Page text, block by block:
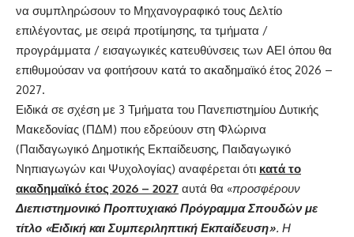
να συμπληρώσουν το Μηχανογραφικό τους Δελτίο
επιλέγοντας, με σειρά προτίμησης, τα τμήματα /
προγράμματα / εισαγωγικές κατευθύνσεις των ΑΕΙ όπου θα
επιθυμούσαν να φοιτήσουν κατά το ακαδημαϊκό έτος 2026 –
2027.
Ειδικά σε σχέση με 3 Τμήματα του Πανεπιστημίου Δυτικής
Μακεδονίας (ΠΔΜ) που εδρεύουν στη Φλώρινα
(Παιδαγωγικό Δημοτικής Εκπαίδευσης, Παιδαγωγικό
Νηπιαγωγών και Ψυχολογίας) αναφέρεται ότι κατά το
ακαδημαϊκό έτος 2026 – 2027 αυτά θα «προσφέρουν
Διεπιστημονικό Προπτυχιακό Πρόγραμμα Σπουδών με
τίτλο «Ειδική και Συμπεριληπτική Εκπαίδευση». Η